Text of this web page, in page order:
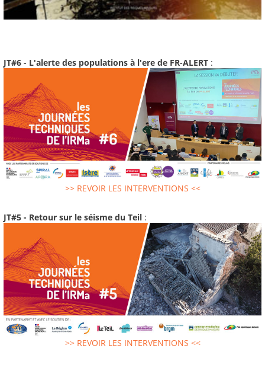
JT#6 - L'alerte des populations à l'ere de FR-ALERT :
>> REVOIR LES INTERVENTIONS <<
JT#5 - Retour sur le séisme du Teil :
>> REVOIR LES INTERVENTIONS <<